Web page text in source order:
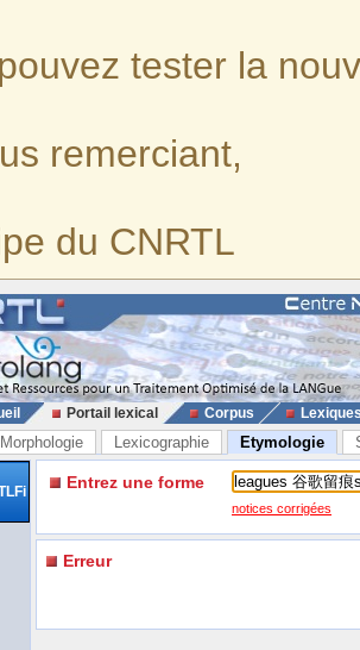
tester la
remerciant,
du CNRTL
Portail lexical Corpus
Morphologie Lexicographie Etymologie
Entrez une forme
notices corrigées
Erreur